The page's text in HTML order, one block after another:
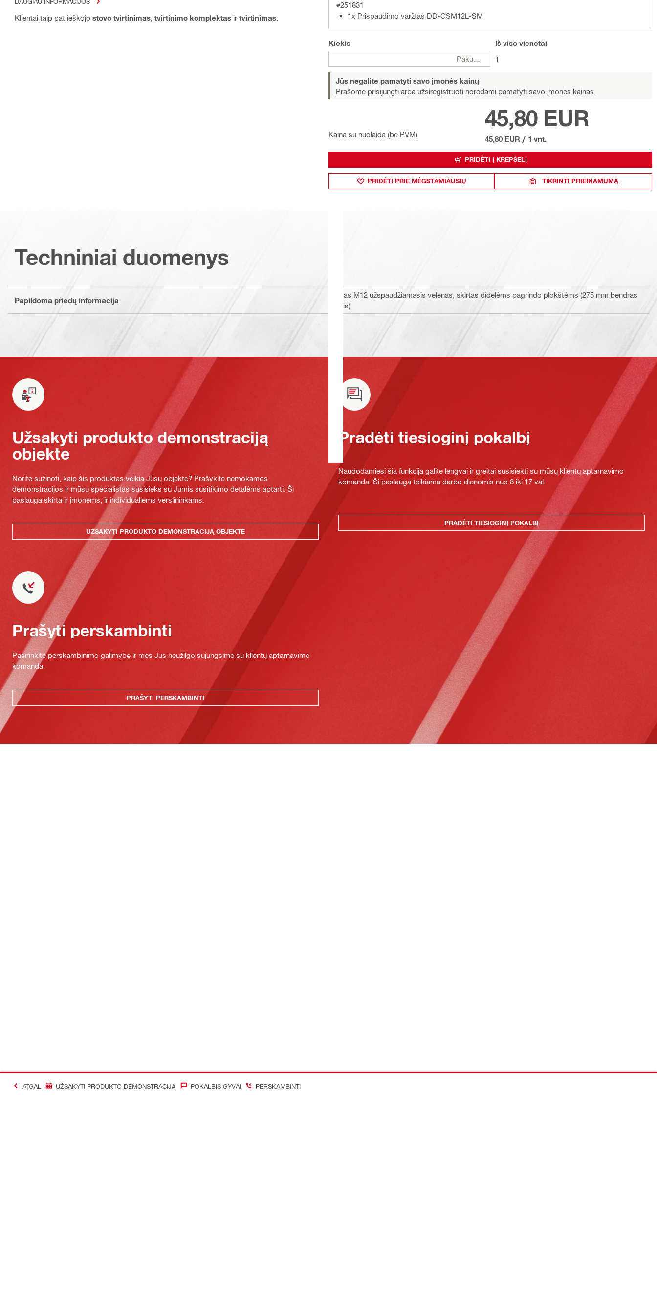
Klientai taip pat ieškojo stovo tvirtinimas tvirtinimo komplektas ir tvirtinimas
#251831
1x Prispaudimo varžtas DD-CSM12L-SM
Kiekis
Pakuotės
Iš viso vienetai
1
Jūs negalite pamatyti savo įmonės kainų
Prašome prisijungti arba užsiregistruoti norėdami pamatyti savo įmonės kainas.
Kaina su nuolaida (be PVM)
45,80 EUR
45,80 EUR / 1 vnt.
PRIDĖTI Į KREPŠELĮ
PRIDĖTI PRIE MĖGSTAMIAUSIŲ TIKRINTI PRIEINAMUMĄ
Techniniai duomenys
Papildoma priedų informacija
Ilgas M12 užspaudžiamasis velenas, skirtas didelėms pagrindo plokštėms (275 mm bendras
ilgis)
Užsakyti produkto demonstraciją
objekte
Norite sužinoti, kaip šis produktas veikia Jūsų objekte? Prašykite nemokamos
demonstracijos ir mūsų specialistas susisieks su Jumis susitikimo detalėms aptarti. Ši
paslauga skirta ir įmonėms, ir individualiems verslininkams.
UŽSAKYTI PRODUKTO DEMONSTRACIJĄ OBJEKTE
Pradėti tiesioginį pokalbį
Naudodamiesi šia funkcija galite lengvai ir greitai susisiekti su mūsų klientų aptarnavimo
komanda. Ši paslauga teikiama darbo dienomis nuo 8 iki 17 val.
PRADĖTI TIESIOGINĮ POKALBĮ
Prašyti perskambinti
Pasirinkite perskambinimo galimybę ir mes Jus neužilgo sujungsime su klientų aptarnavimo
komanda.
PRAŠYTI PERSKAMBINTI
ATGAL UŽSAKYTI PRODUKTO DEMONSTRACIJĄ POKALBIS GYVAI PERSKAMBINTI